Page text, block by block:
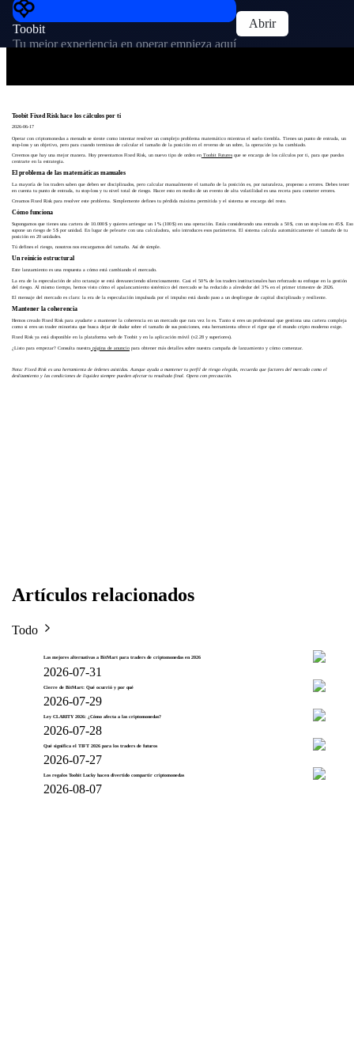
Toobit
Tu mejor experiencia en operar empieza aquí
Abrir
Toobit Fixed Risk hace los cálculos por ti
2026-06-17
Operar con criptomonedas a menudo se siente como intentar resolver un complejo problema matemático mientras el suelo tiembla. Tienes un punto de entrada, un
stop-loss y un objetivo, pero para cuando terminas de calcular el tamaño de la posición en el reverso de un sobre, la operación ya ha cambiado.
Creemos que hay una mejor manera. Hoy presentamos Fixed Risk, un nuevo tipo de orden en Toobit Futuresque se encarga de los cálculos por ti, para que puedas
centrarte en la estrategia.
El problema de las matemáticas manuales
La mayoría de los traders saben que deben ser disciplinados, pero calcular manualmente el tamaño de la posición es, por naturaleza, propenso a errores. Debes tener
en cuenta tu punto de entrada, tu stop-loss y tu nivel total de riesgo. Hacer esto en medio de un evento de alta volatilidad es una receta para cometer errores.
Creamos Fixed Risk para resolver este problema. Simplemente defines tu pérdida máxima permitida y el sistema se encarga del resto.
Cómo funciona
Supongamos que tienes una cartera de 10.000 $ y quieres arriesgar un 1 % (100 $) en una operación. Estás considerando una entrada a 50 $, con un stop-loss en 45 $. Eso
supone un riesgo de 5 $ por unidad. En lugar de pelearte con una calculadora, solo introduces esos parámetros. El sistema calcula automáticamente el tamaño de tu
posición en 20 unidades.
Tú defines el riesgo, nosotros nos encargamos del tamaño. Así de simple.
Un reinicio estructural
Este lanzamiento es una respuesta a cómo está cambiando el mercado.
La era de la especulación de alto octanaje se está desvaneciendo silenciosamente. Casi el 50 % de los traders institucionales han reforzado su enfoque en la gestión
del riesgo. Al mismo tiempo, hemos visto cómo el apalancamiento sistémico del mercado se ha reducido a alrededor del 3 % en el primer trimestre de 2026.
El mensaje del mercado es claro: la era de la especulación impulsada por el impulso está dando paso a un despliegue de capital disciplinado y resiliente.
Mantener la coherencia
Hemos creado Fixed Risk para ayudarte a mantener la coherencia en un mercado que rara vez lo es. Tanto si eres un profesional que gestiona una cartera compleja
como si eres un trader minorista que busca dejar de dudar sobre el tamaño de sus posiciones, esta herramienta ofrece el rigor que el mundo cripto moderno exige.
Fixed Risk ya está disponible en la plataforma web de Toobit y en la aplicación móvil (v2.28 y superiores).
¿Listo para empezar? Consulta nuestra página de anunciopara obtener más detalles sobre nuestra campaña de lanzamiento y cómo comenzar.
Nota: Fixed Risk es una herramienta de órdenes asistidas. Aunque ayuda a mantener tu perfil de riesgo elegido, recuerda que factores del mercado como el
deslizamiento y las condiciones de liquidez siempre pueden afectar tu resultado final. Opera con precaución.
Artículos relacionados
Todo
Las mejores alternativas a BitMart para traders de criptomonedas en 2026
2026-07-31
Cierre de BitMart: Qué ocurrió y por qué
2026-07-29
Ley CLARITY 2026: ¿Cómo afecta a las criptomonedas?
2026-07-28
Qué significa el TIFT 2026 para los traders de futuros
2026-07-27
Los regalos Toobit Lucky hacen divertido compartir criptomonedas
2026-08-07